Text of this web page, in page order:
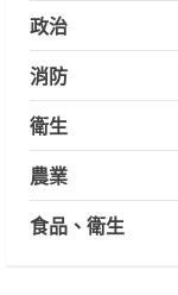
政治
消防
衛生
農業
食品、衛生